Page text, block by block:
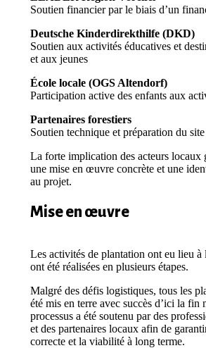
Soutien financier par le biais d’un
Deutsche Kinderdirekthilfe (DKD)
Soutien aux activités éducatives et
et aux jeunes
École locale (OGS Altendorf)
Participation active des enfants aux
Partenaires forestiers
Soutien technique et préparation du site
La forte implication des acteurs locaux
une mise en œuvre concrète et une
au projet.
Mise en œuvre
Les activités de plantation ont eu lieu à
ont été réalisées en plusieurs étapes.
Malgré des défis logistiques, tous les
été mis en terre avec succès d’ici la fin
processus a été soutenu par des
et des partenaires locaux afin de
correcte et la viabilité à long terme.